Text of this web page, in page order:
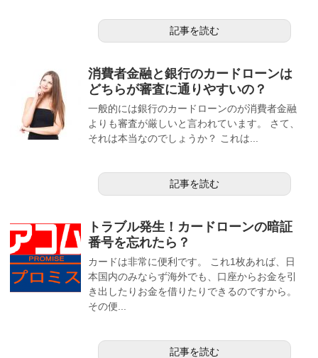
記事を読む
消費者金融と銀行のカードローンは
どちらが審査に通りやすいの？
一般的には銀行のカードローンのが消費者金融
よりも審査が厳しいと言われています。 さて、
それは本当なのでしょうか？ これは...
記事を読む
トラブル発生！カードローンの暗証
番号を忘れたら？
カードは非常に便利です。 これ1枚あれば、日
本国内のみならず海外でも、口座からお金を引
き出したりお金を借りたりできるのですから。
その便...
記事を読む